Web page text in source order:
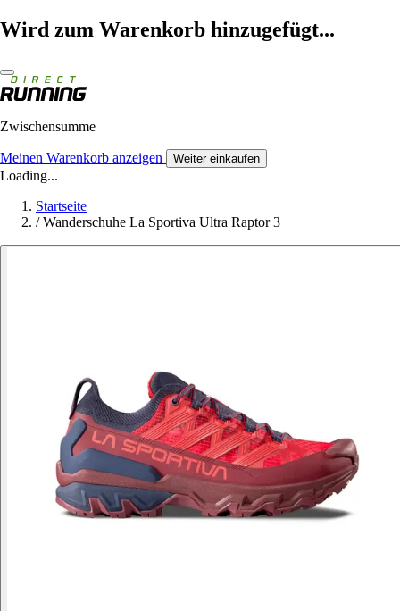
Wird zum Warenkorb hinzugefügt...
Zwischensumme
Meinen Warenkorb anzeigen Weiter einkaufen
Loading...
Startseite
/ Wanderschuhe La Sportiva Ultra Raptor 3